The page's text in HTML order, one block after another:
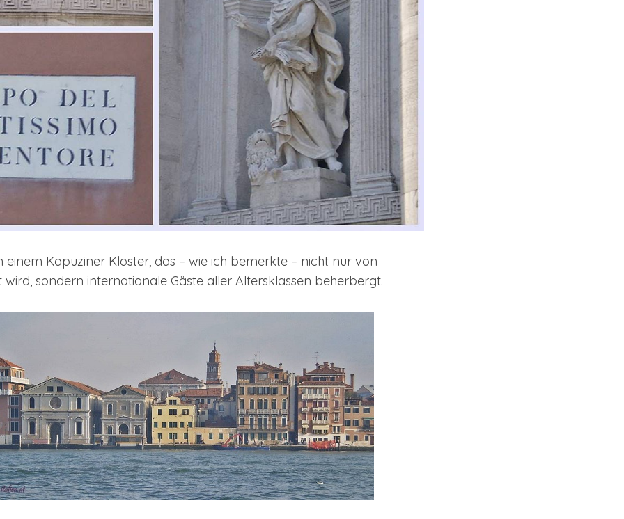
einem Kapuziner Kloster, das – wie ich bemerkte – nicht nur von
sondern internationale Gäste aller Altersklassen beherbergt.